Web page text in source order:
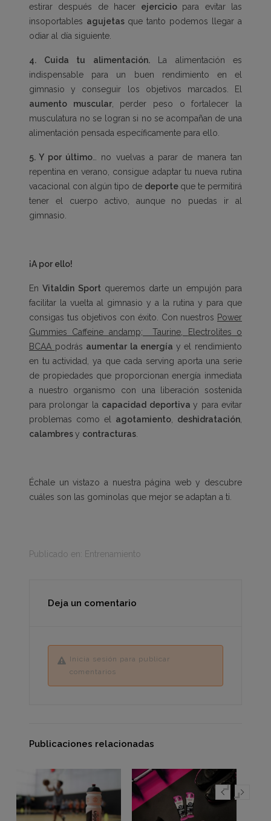
estirar después de hacer ejercicio para evitar las
insoportables agujetas que tanto podemos llegar a
odiar al día siguiente.
4. Cuida tu alimentación. La alimentación es
indispensable para un buen rendimiento en el
gimnasio y conseguir los objetivos marcados. El
aumento muscular, perder peso o fortalecer la
musculatura no se logran si no se acompañan de una
alimentación pensada específicamente para ello.
5. Y por último… no vuelvas a parar de manera tan
repentina en verano, consigue adaptar tu nueva rutina
vacacional con algún tipo de deporte que te permitirá
tener el cuerpo activo, aunque no puedas ir al
gimnasio.
¡A por ello!
EnVitaldin Sportqueremos darte un empujón para
facilitar la vuelta al gimnasio y a la rutina y para que
consigas tus objetivos con éxito. Con nuestros Power
Gummies Caffeine andamp; Taurine
Electrolites o
BCAA podrás aumentar la energía y el rendimiento
en tu actividad, ya que cada serving aporta una serie
de propiedades que proporcionan energía inmediata
a nuestro organismo con una liberación sostenida
para prolongar la capacidad deportivay para evitar
problemas como el agotamiento deshidratación
calambresy contracturas
Échale un vistazo a nuestra página web y descubre
cuáles son las gominolas que mejor se adaptan a ti.
Publicado en: Entrenamiento
Deja un comentario
Inicia sesión para publicar
comentarios
Publicaciones relacionadas